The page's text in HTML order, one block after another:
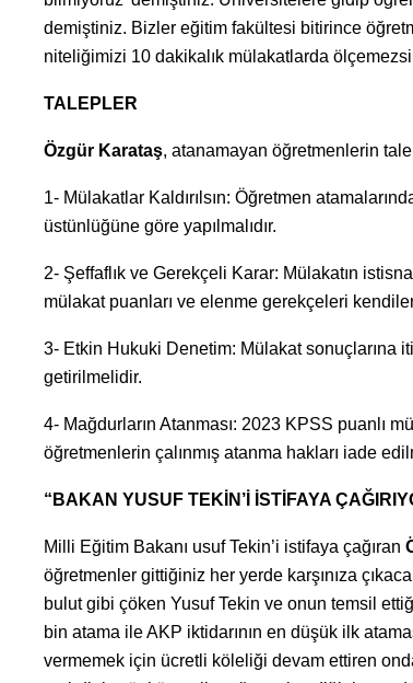
demiştiniz. Bizler eğitim fakültesi bitirince
niteliğimizi 10 dakikalık mülakatlarda
TALEPLER
Özgür Karataş, atanamayan öğretmenlerin
1- Mülakatlar Kaldırılsın: Öğretmen
üstünlüğüne göre yapılmalıdır.
2- Şeffaflık ve Gerekçeli Karar: Mülakatın
mülakat puanları ve elenme gerekçeleri
3- Etkin Hukuki Denetim: Mülakat sonuçlarına
getirilmelidir.
4- Mağdurların Atanması: 2023 KPSS puanlı
öğretmenlerin çalınmış atanma hakları iade
“BAKAN YUSUF TEKİN’İ İSTİFAYA
Milli Eğitim Bakanı usuf Tekin’i istifaya çağıran
öğretmenler gittiğiniz her yerde karşınıza
bulut gibi çöken Yusuf Tekin ve onun temsil
bin atama ile AKP iktidarının en düşük ilk
vermemek için ücretli köleliği devam ettiren